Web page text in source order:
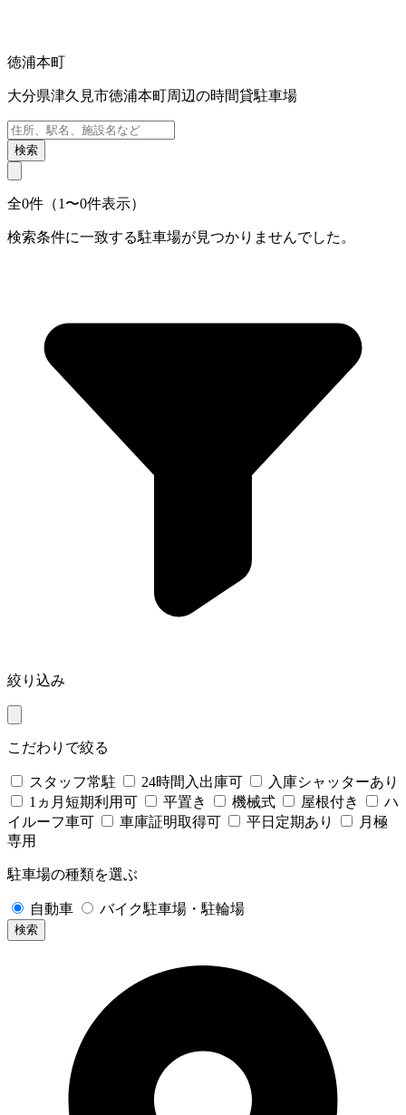
徳浦本町
大分県津久見市徳浦本町周辺の時間貸駐車場
検索
全0件（1〜0件表示）
検索条件に一致する駐車場が見つかりませんでした。
絞り込み
こだわりで絞る
スタッフ常駐 24時間入出庫可
入庫シャッターあり
1ヵ月短期利用可
平置き 機械式 屋根付き
ハ
イルーフ車可
車庫証明取得可 平日定期あり
月極
専用
駐車場の種類を選ぶ
自動車 バイク駐車場・駐輪場
検索